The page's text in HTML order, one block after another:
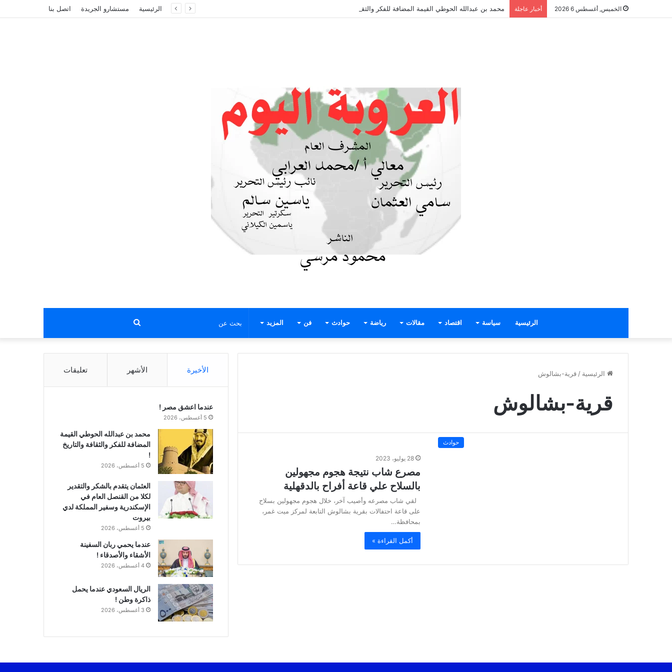
الخميس, أغسطس 6 2026 أخبار عاجلة محمد بن عبدالله الحوطي القيمة المضافة للفكر والثقافة والتاريخ ! الرئيسية مستشارو الجريدة اتصل بنا
الرئيسية سياسة اقتصاد مقالات رياضة حوادث فن المزيد بحث
عن
الرئيسية / قرية-بشالوش
قرية-بشالوش
حوادث
28 يوليو، 2023
مصرع شاب نتيجة هجوم مجهولين
بالسلاح علي قاعة أفراح بالدقهلية
لقي شاب مصرعه وأصيب آخر، خلال هجوم مجهولين بسلاح
على قاعة احتفالات بقرية بشالوش التابعة لمركز ميت غمر،
بمحافظة…
أكمل القراءة »
الأخيرة الأشهر تعليقات
عندما اعشق مصر !
5 أغسطس، 2026
محمد بن عبدالله الحوطي القيمة
المضافة للفكر والثقافة والتاريخ
!
5 أغسطس، 2026
العثمان يتقدم بالشكر والتقدير
لكلا من القنصل العام في
الإسكندرية وسفير المملكة لدي
بيروت
5 أغسطس، 2026
عندما يحمي ربان السفينة
الأشقاء والأصدقاء !
4 أغسطس، 2026
الريال السعودي عندما يحمل
ذاكرة وطن !
3 أغسطس، 2026